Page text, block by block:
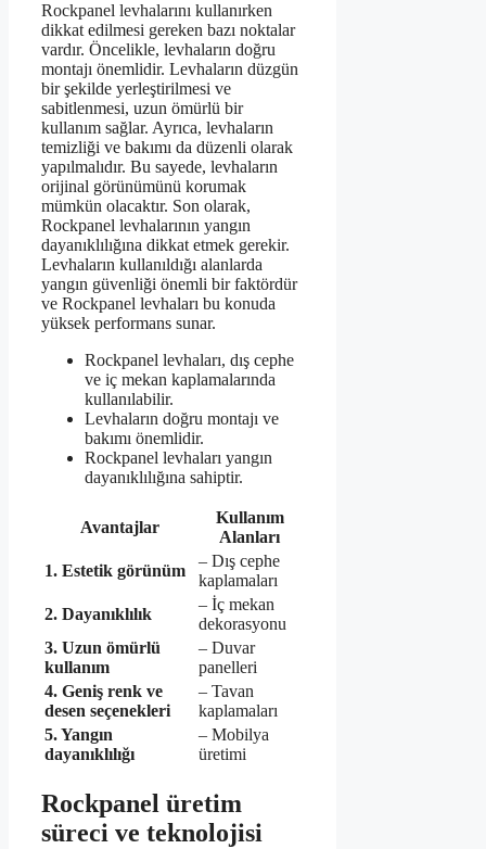
Rockpanel levhalarını kullanırken
dikkat edilmesi gereken bazı noktalar
vardır. Öncelikle, levhaların doğru
montajı önemlidir. Levhaların düzgün
bir şekilde yerleştirilmesi ve
sabitlenmesi, uzun ömürlü bir
kullanım sağlar. Ayrıca, levhaların
temizliği ve bakımı da düzenli olarak
yapılmalıdır. Bu sayede, levhaların
orijinal görünümünü korumak
mümkün olacaktır. Son olarak,
Rockpanel levhalarının yangın
dayanıklılığına dikkat etmek gerekir.
Levhaların kullanıldığı alanlarda
yangın güvenliği önemli bir faktördür
ve Rockpanel levhaları bu konuda
yüksek performans sunar.
Rockpanel levhaları, dış cephe
ve iç mekan kaplamalarında
kullanılabilir.
Levhaların doğru montajı ve
bakımı önemlidir.
Rockpanel levhaları yangın
dayanıklılığına sahiptir.
Avantajlar
Kullanım
Alanları
1. Estetik görünüm
– Dış cephe
kaplamaları
2. Dayanıklılık
– İç mekan
dekorasyonu
3. Uzun ömürlü
kullanım
– Duvar
panelleri
4. Geniş renk ve
desen seçenekleri
– Tavan
kaplamaları
5. Yangın
dayanıklılığı
– Mobilya
üretimi
Rockpanel üretim
süreci ve teknolojisi